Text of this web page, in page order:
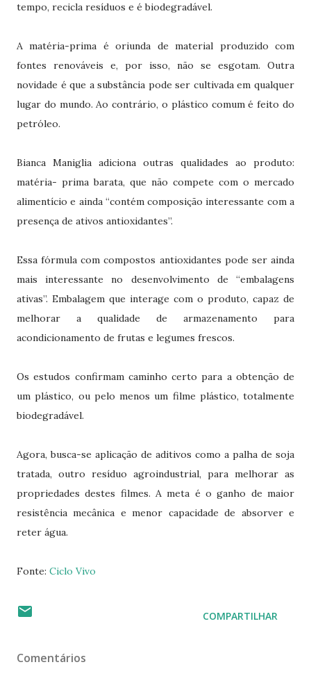
tempo, recicla resíduos e é biodegradável.
A matéria-prima é oriunda de material produzido com
fontes renováveis e, por isso, não se esgotam. Outra
novidade é que a substância pode ser cultivada em qualquer
lugar do mundo. Ao contrário, o plástico comum é feito do
petróleo.
Bianca Maniglia adiciona outras qualidades ao produto:
matéria- prima barata, que não compete com o mercado
alimentício e ainda “contém composição interessante com a
presença de ativos antioxidantes”.
Essa fórmula com compostos antioxidantes pode ser ainda
mais interessante no desenvolvimento de “embalagens
ativas”. Embalagem que interage com o produto, capaz de
melhorar a qualidade de armazenamento para
acondicionamento de frutas e legumes frescos.
Os estudos confirmam caminho certo para a obtenção de
um plástico, ou pelo menos um filme plástico, totalmente
biodegradável.
Agora, busca-se aplicação de aditivos como a palha de soja
tratada, outro resíduo agroindustrial, para melhorar as
propriedades destes filmes. A meta é o ganho de maior
resistência mecânica e menor capacidade de absorver e
reter água.
Fonte: Ciclo Vivo
COMPARTILHAR
Comentários